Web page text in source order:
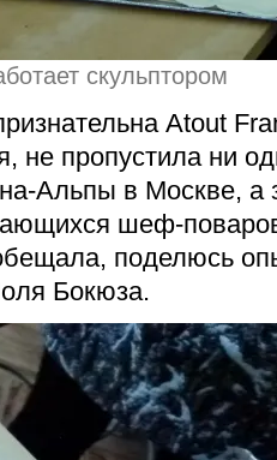
скульптором
Atout
не пропустила ни
Альпы в Москве, а
шеф-
поделюсь
Бокюза.